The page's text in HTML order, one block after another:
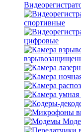
спортивные
цифровые